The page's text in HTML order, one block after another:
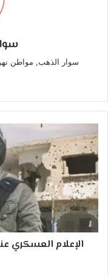
سوار الذهب, مواطن
العسكري
عندما
يُفوّض
إلى
«نجوم
السوشيال
ميديا»
الإعلام العسكري